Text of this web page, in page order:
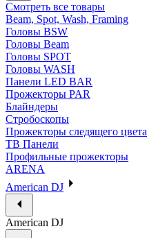
Смотреть все товары
Beam, Spot, Wash, Framing
Головы BSW
Головы Beam
Головы SPOT
Головы WASH
Панели LED BAR
Прожекторы PAR
Блайндеры
Стробоскопы
Прожекторы следящего цвета
ТВ Панели
Профильные прожекторы
ARENA
American DJ
American DJ